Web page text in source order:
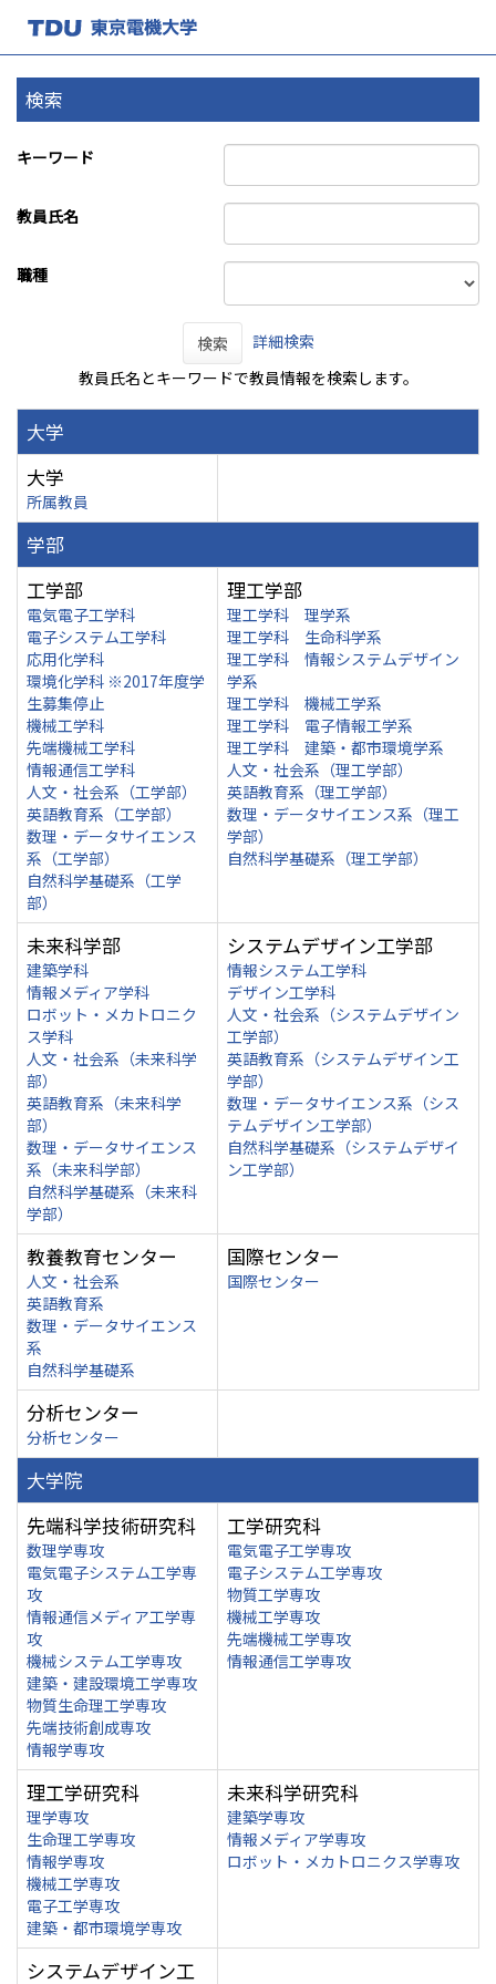
検索
キーワード
教員氏名
職種
検索
詳細検索
教員氏名とキーワードで教員情報を検索します。
大学
大学
所属教員
学部
工学部
電気電子工学科
電子システム工学科
応用化学科
環境化学科 ※2017年度学
生募集停止
機械工学科
先端機械工学科
情報通信工学科
人文・社会系（工学部）
英語教育系（工学部）
数理・データサイエンス
系（工学部）
自然科学基礎系（工学
部）
理工学部
理工学科 理学系
理工学科 生命科学系
理工学科 情報システムデザイン
学系
理工学科 機械工学系
理工学科 電子情報工学系
理工学科 建築・都市環境学系
人文・社会系（理工学部）
英語教育系（理工学部）
数理・データサイエンス系（理工
学部）
自然科学基礎系（理工学部）
未来科学部
建築学科
情報メディア学科
ロボット・メカトロニク
ス学科
人文・社会系（未来科学
部）
英語教育系（未来科学
部）
数理・データサイエンス
系（未来科学部）
自然科学基礎系（未来科
学部）
システムデザイン工学部
情報システム工学科
デザイン工学科
人文・社会系（システムデザイン
工学部）
英語教育系（システムデザイン工
学部）
数理・データサイエンス系（シス
テムデザイン工学部）
自然科学基礎系（システムデザイ
ン工学部）
教養教育センター
人文・社会系
英語教育系
数理・データサイエンス
系
自然科学基礎系
国際センター
国際センター
分析センター
分析センター
大学院
先端科学技術研究科
数理学専攻
電気電子システム工学専
攻
情報通信メディア工学専
攻
機械システム工学専攻
建築・建設環境工学専攻
物質生命理工学専攻
先端技術創成専攻
情報学専攻
工学研究科
電気電子工学専攻
電子システム工学専攻
物質工学専攻
機械工学専攻
先端機械工学専攻
情報通信工学専攻
理工学研究科
理学専攻
生命理工学専攻
情報学専攻
機械工学専攻
電子工学専攻
建築・都市環境学専攻
未来科学研究科
建築学専攻
情報メディア学専攻
ロボット・メカトロニクス学専攻
システムデザイン工